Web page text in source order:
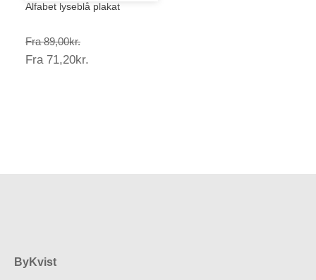
Alfabet lyseblå plakat
Fra 89,00kr.Prisinterval:
89,00kr.
Fra 71,20kr.
ByKvist